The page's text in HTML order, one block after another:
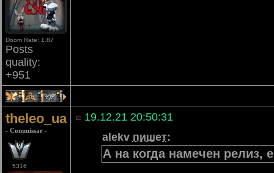
Doom Rate: 1.87
Posts
quality:
+951
1 3 1
theleo_ua
- Commissar -
5316
19.12.21 20:50:31
alekv пишет:
А на когда намечен релиз,